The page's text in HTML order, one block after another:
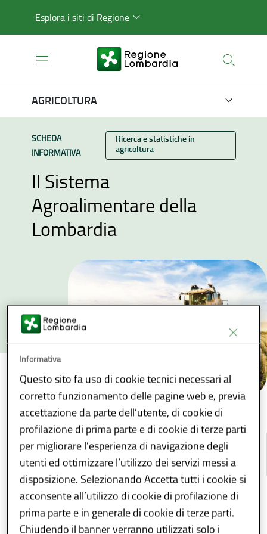
Esplora i siti di Regione
AGRICOLTURA
TIPO CONTENUTO:
SCHEDA
INFORMATIVA
Categoria:
Ricerca e statistiche in
agricoltura
Il Sistema
Agroalimentare della
Lombardia
... / Il Sistema Agroalimentare della Lombardia
INDICE
Condividi E-reader Download
Informativa
Questo sito fa uso di cookie tecnici necessari al
corretto funzionamento delle pagine web e, previa
accettazione da parte dell’utente, di cookie di
profilazione di prima parte e di cookie di terze parti
per migliorare l’esperienza di navigazione degli
utenti ed ottimizzare l’utilizzo dei servizi messi a
disposizione. Selezionando Accetta tutti i cookie si
acconsente all’utilizzo di cookie di profilazione di
prima parte e in generale di cookie di terze parti.
Chiudendo il banner verranno utilizzati solo i